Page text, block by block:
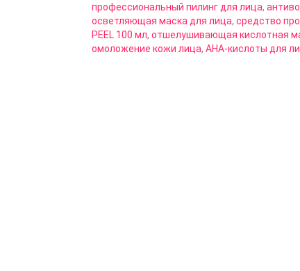
профессиональный пилинг для лица,
осветляющая маска для лица, средство
PEEL 100 мл, отшелушивающая кислотная
омоложение кожи лица, AHA-кислоты для